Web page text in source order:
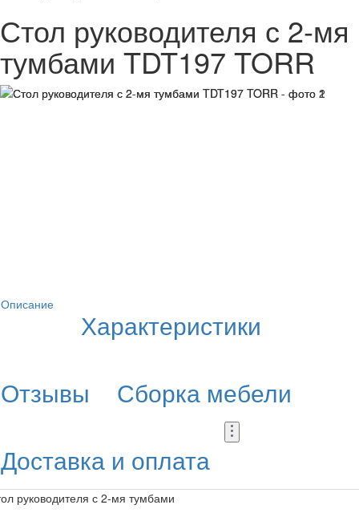
Стол руководителя с 2-мя
тумбами TDT197 TORR
Описание
Характеристики
Отзывы
Сборка мебели
Доставка и оплата
руководителя с 2-мя тумбами